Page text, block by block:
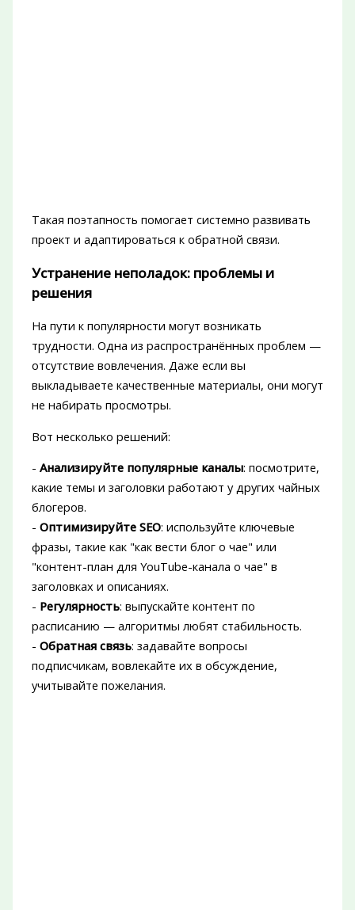
Такая поэтапность помогает системно развивать
проект и адаптироваться к обратной связи.
Устранение неполадок: проблемы и
решения
На пути к популярности могут возникать
трудности. Одна из распространённых проблем —
отсутствие вовлечения. Даже если вы
выкладываете качественные материалы, они могут
не набирать просмотры.
Вот несколько решений:
- Анализируйте популярные каналы: посмотрите,
какие темы и заголовки работают у других чайных
блогеров.
- Оптимизируйте SEO: используйте ключевые
фразы, такие как "как вести блог о чае" или
"контент-план для YouTube-канала о чае" в
заголовках и описаниях.
- Регулярность: выпускайте контент по
расписанию — алгоритмы любят стабильность.
- Обратная связь: задавайте вопросы
подписчикам, вовлекайте их в обсуждение,
учитывайте пожелания.